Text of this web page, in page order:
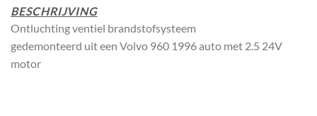
BESCHRIJVING
Ontluchting ventiel brandstofsysteem
gedemonteerd uit een Volvo 960 1996 auto met 2.5 24V
motor